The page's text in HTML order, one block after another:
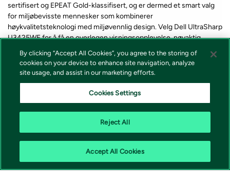
sertifisert og EPEAT Gold-klassifisert, og er dermed et smart valg
for miljøbevisste mennesker som kombinerer
høykvalitetsteknologi med miljøvennlig design. Velg Dell UltraSharp
U3425WE for å få en overlegen visningsopplevelse, nøyaktig
fargegjengivelse og en forpliktelse til bærekraft.
forteller om varen er på lager eller ikke i nettbutikken. Vi tar forbehold
leverandører, endringer i valutakurser, tollsatser eller avgifter.
By clicking “Accept All Cookies”, you agree to the storing of
cookies on your device to enhance site navigation, analyze
site usage, and assist in our marketing efforts.
Cookies Settings
Reject All
Accept All Cookies